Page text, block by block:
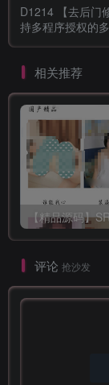
D1214 【去后门
持多程序授权的
相关推荐
评论 抢沙发